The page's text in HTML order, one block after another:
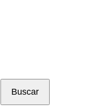
Buscar